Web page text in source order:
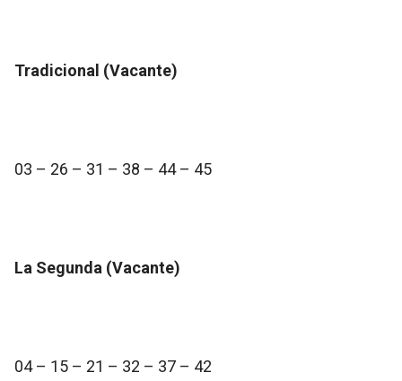
Tradicional (Vacante)
03 – 26 – 31 – 38 – 44 – 45
La Segunda (Vacante)
04 – 15 – 21 – 32 – 37 – 42